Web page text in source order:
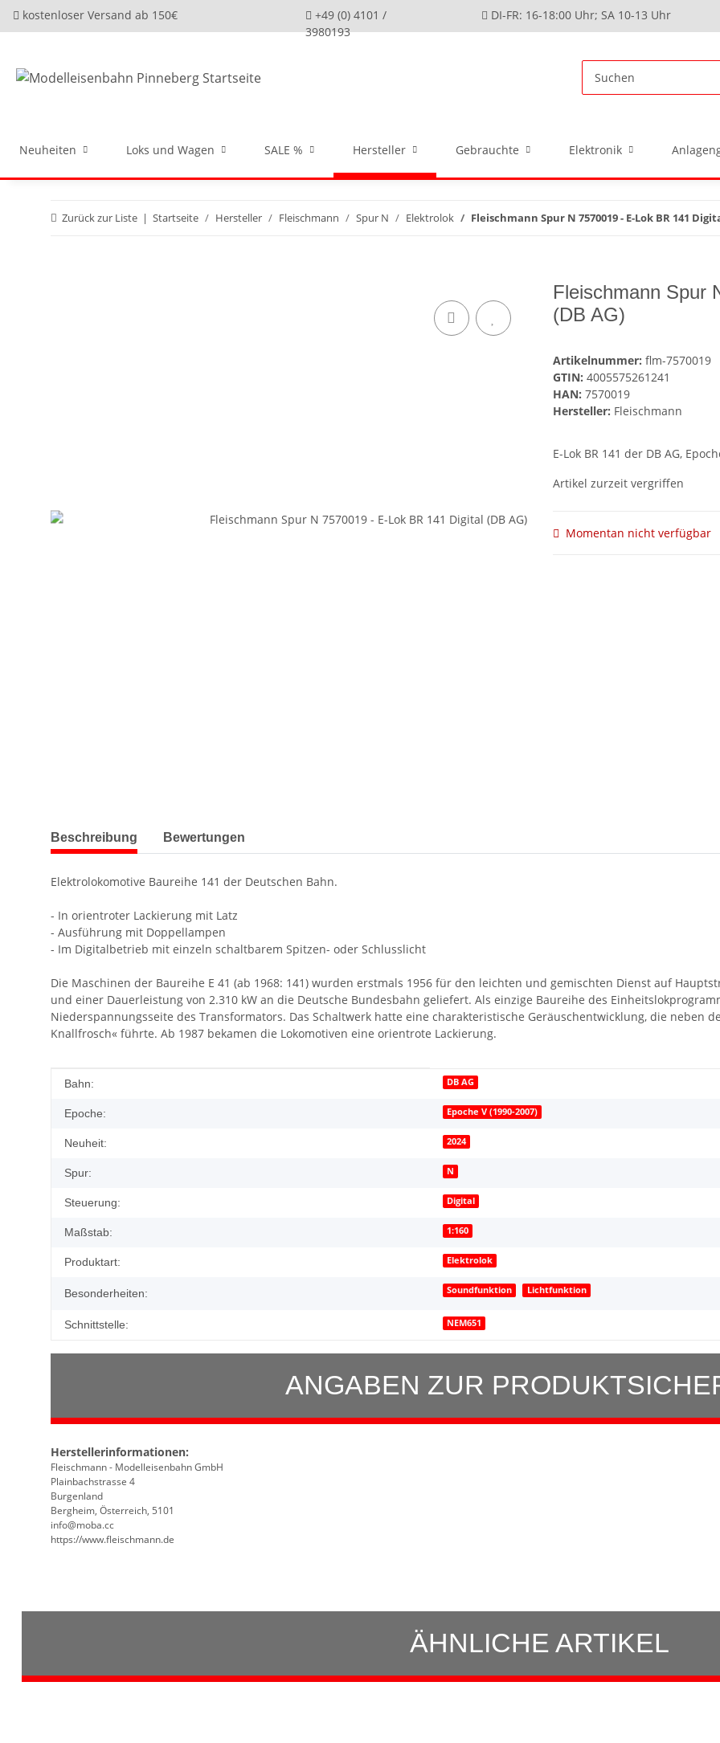
kostenloser Versand ab 150€
+49 (0) 4101 /
3980193
DI-FR: 16-18:00 Uhr; SA 10-13 Uhr
Neuheiten Loks und Wagen SALE % Hersteller Gebrauchte Elektronik
Zurück zur Liste Startseite Hersteller Fleischmann Spur N Elektrolok Fleischmann Spur N 7570019 - E-Lok BR 141
Fleischmann Spur
(DB AG)
Artikelnummer: flm-7570019
GTIN: 4005575261241
HAN: 7570019
Hersteller: Fleischmann
E-Lok BR 141 der DB AG,
Artikel zurzeit vergriffen
Momentan nicht verfügbar
weitere Registerkarten anzeigen
Beschreibung Bewertungen
Elektrolokomotive Baureihe 141 der Deutschen Bahn.
- In orientroter Lackierung mit Latz
- Ausführung mit Doppellampen
- Im Digitalbetrieb mit einzeln schaltbarem Spitzen- oder Schlusslicht
Die Maschinen der Baureihe E 41 (ab 1968: 141) wurden erstmals 1956 für den leichten und gemischten Dienst auf
und einer Dauerleistung von 2.310 kW an die Deutsche Bundesbahn geliefert. Als einzige Baureihe des
Niederspannungsseite des Transformators. Das Schaltwerk hatte eine charakteristische Geräuschentwicklung, die neben
Knallfrosch« führte. Ab 1987 bekamen die Lokomotiven eine orientrote Lackierung.
Produkteigenschaft
Wert
Bahn: DB AG
Epoche: Epoche V (1990-2007)
Neuheit: 2024
Spur: N
Steuerung: Digital
Maßstab: 1:160
Produktart: Elektrolok
Besonderheiten: Soundfunktion Lichtfunktion
Schnittstelle: NEM651
ANGABEN ZUR
Herstellerinformationen:
Fleischmann - Modelleisenbahn GmbH
Plainbachstrasse 4
Burgenland
Bergheim, Österreich, 5101
info@moba.cc
https://www.fleischmann.de
ÄHNLICHE ARTIKEL